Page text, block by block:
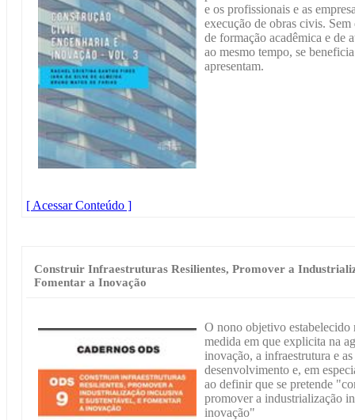
e os profissionais e as
execução de obras civis.
de formação acadêmica e de
ao mesmo tempo, se
apresentam.
[ Acessar Conteúdo ]
Construir Infraestruturas Resilientes, Promover a
Fomentar a Inovação
O nono objetivo estabelecido
medida em que explicita na
inovação, a infraestrutura e
desenvolvimento e, em
ao definir que se pretende
promover a industrialização
inovação"